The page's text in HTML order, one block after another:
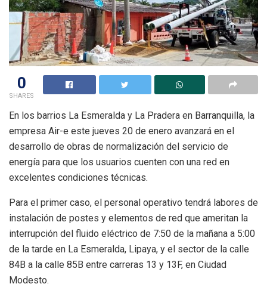
0
SHARES
En los barrios La Esmeralda y La Pradera en Barranquilla, la
empresa Air-e este jueves 20 de enero avanzará en el
desarrollo de obras de normalización del servicio de
energía para que los usuarios cuenten con una red en
excelentes condiciones técnicas.
Para el primer caso, el personal operativo tendrá labores de
instalación de postes y elementos de red que ameritan la
interrupción del fluido eléctrico de 7:50 de la mañana a 5:00
de la tarde en La Esmeralda, Lipaya, y el sector de la calle
84B a la calle 85B entre carreras 13 y 13F, en Ciudad
Modesto.